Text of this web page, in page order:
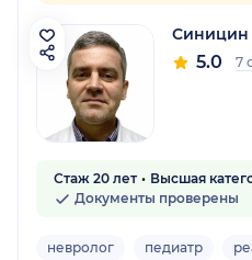
Синицин
5.0 7
Стаж 20 лет
Высшая
Документы проверены
невролог педиатр